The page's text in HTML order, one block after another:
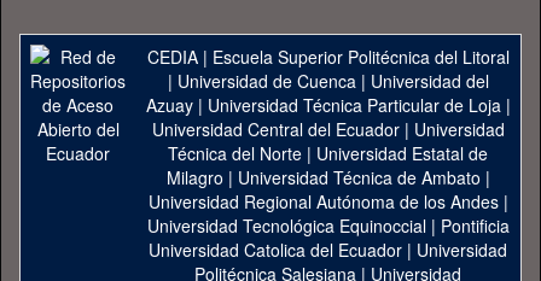
CEDIA| Escuela Superior Politécnica del Litoral
| Universidad de Cuenca| Universidad del
Azuay| Universidad Técnica Particular de Loja|
Universidad Central del Ecuador| Universidad
Técnica del Norte | Universidad Estatal de
Milagro | Universidad Técnica de Ambato |
Universidad Regional Autónoma de los Andes|
Universidad Tecnológica Equinoccial| Pontificia
Universidad Catolica del Ecuador | Universidad
Politécnica Salesiana | Universidad